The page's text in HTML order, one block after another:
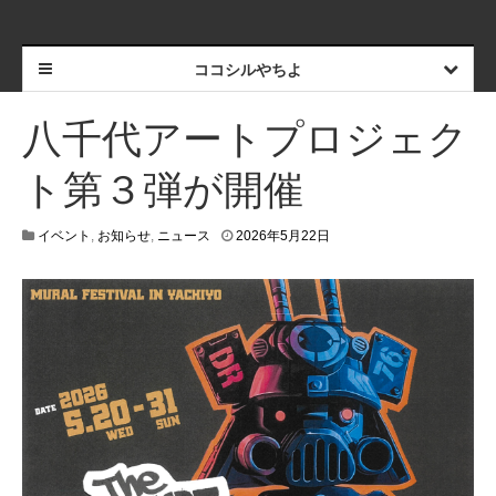
ココシルやちよ
八千代アートプロジェク
ト第３弾が開催
イベント , お知らせ, ニュース 2026年5月22日
6
年
5
月
2